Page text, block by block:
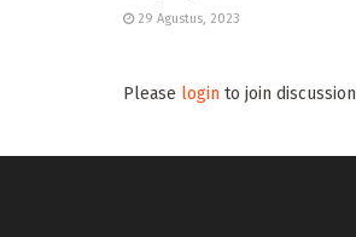
29 Agustus, 2023
Please login to join discussion